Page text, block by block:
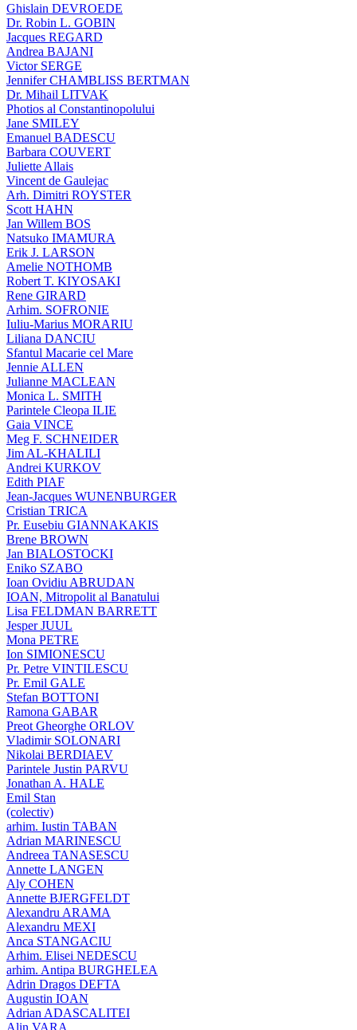
Ghislain DEVROEDE
Dr. Robin L. GOBIN
Jacques REGARD
Andrea BAJANI
Victor SERGE
Jennifer CHAMBLISS BERTMAN
Dr. Mihail LITVAK
Photios al Constantinopolului
Jane SMILEY
Emanuel BADESCU
Barbara COUVERT
Juliette Allais
Vincent de Gaulejac
Arh. Dimitri ROYSTER
Scott HAHN
Jan Willem BOS
Natsuko IMAMURA
Erik J. LARSON
Amelie NOTHOMB
Robert T. KIYOSAKI
Rene GIRARD
Arhim. SOFRONIE
Iuliu-Marius MORARIU
Liliana DANCIU
Sfantul Macarie cel Mare
Jennie ALLEN
Julianne MACLEAN
Monica L. SMITH
Parintele Cleopa ILIE
Gaia VINCE
Meg F. SCHNEIDER
Jim AL-KHALILI
Andrei KURKOV
Edith PIAF
Jean-Jacques WUNENBURGER
Cristian TRICA
Pr. Eusebiu GIANNAKAKIS
Brene BROWN
Jan BIALOSTOCKI
Eniko SZABO
Ioan Ovidiu ABRUDAN
IOAN, Mitropolit al Banatului
Lisa FELDMAN BARRETT
Jesper JUUL
Mona PETRE
Ion SIMIONESCU
Pr. Petre VINTILESCU
Pr. Emil GALE
Stefan BOTTONI
Ramona GABAR
Preot Gheorghe ORLOV
Vladimir SOLONARI
Nikolai BERDIAEV
Parintele Justin PARVU
Jonathan A. HALE
Emil Stan
(colectiv)
arhim. Iustin TABAN
Adrian MARINESCU
Andreea TANASESCU
Annette LANGEN
Aly COHEN
Annette BJERGFELDT
Alexandru ARAMA
Alexandru MEXI
Anca STANGACIU
Arhim. Elisei NEDESCU
arhim. Antipa BURGHELEA
Adrin Dragos DEFTA
Augustin IOAN
Adrian ADASCALITEI
Alin VARA